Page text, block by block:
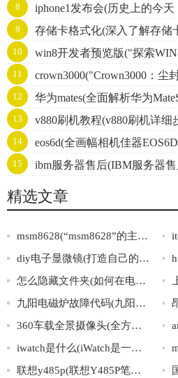
8
iphone1发布会(历史上的今
智能手机革命)
9 存储卡格式化(深入了解存储
10
win8开发者预览版("探索
析Windows8的新特性与开发技巧")
11 crown3000("Crown3000：尘
12
华为mates(全面解析华为
验智能生活)
13 v880刷机教程(v880刷机详
14 eos6d(全画幅相机佳器
15
ibm服务器售后(IBM服务器
服务商推荐)
精选文章
msm8628(“msm8628”的主要特点及应用领域介绍)
diy电子显微镜(打造自己的DIY电子显微镜：从零开始！)
怎么隐藏文件夹(如何在电脑上隐藏文件夹)
九阳电磁炉故障代码(九阳电磁炉故障代码大全及解决方法)
360车载全景摄像头(全方位呈现，360车载高清全景摄像头，全视角无盲区，安装简单，行车无忧！)
iwatch是什么(iWatch是一款什么样的智能手表？)
联想y485p(联想Y485P笔记本电脑的配置、价格及优缺点分析。)